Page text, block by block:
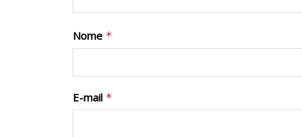
Nome *
E-mail *